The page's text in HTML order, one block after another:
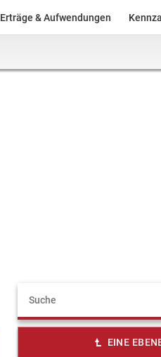
Erträge & Aufwendungen
EINE